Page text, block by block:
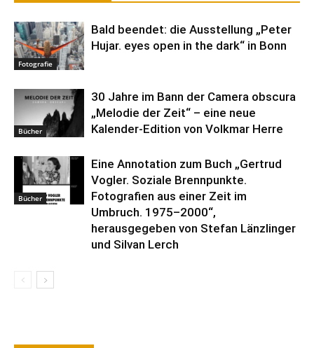
Fotografie
Bald beendet: die Ausstellung „Peter
Hujar. eyes open in the dark“ in Bonn
Bücher
30 Jahre im Bann der Camera obscura
„Melodie der Zeit“ – eine neue
Kalender-Edition von Volkmar Herre
Bücher
Eine Annotation zum Buch „Gertrud
Vogler. Soziale Brennpunkte.
Fotografien aus einer Zeit im
Umbruch. 1975–2000“,
herausgegeben von Stefan Länzlinger
und Silvan Lerch